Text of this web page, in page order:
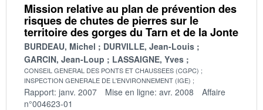
Mission relative au plan de prévention des
risques de chutes de pierres sur le
territoire des gorges du Tarn et de la Jonte
BURDEAU, Michel
DURVILLE, Jean-Louis
GARCIN, Jean-Loup
LASSAIGNE, Yves
CONSEIL GENERAL DES PONTS ET CHAUSSEES (CGPC)
INSPECTION GENERALE DE L'ENVIRONNEMENT (IGE)
Rapport: janv. 2007 Mise en ligne: avr. 2008
Affaire
n°004623-01